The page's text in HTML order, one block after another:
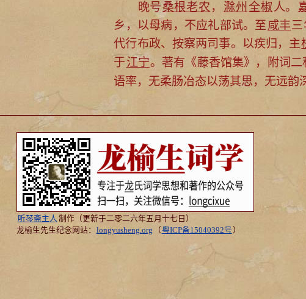
晚号桑根老农 ， 滁州 全椒 人。
乡，以母病，不应礼部试。至咸丰三
代行布政、按察两司事。以疾归，主
于江宁。著有《藤香馆集》，附词
语率，无柔肠冶态以荡其思，无远韵
听琴斋主人 制作（更新于二零二六年五月十七日）
龙榆生先生纪念网站： longyusheng.org （粤ICP备15040392号 ）